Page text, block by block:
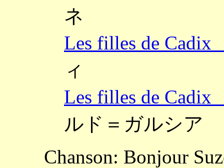
ネ
Les filles de
ィ
Les filles de
ルド＝ガルシア
Chanson: Bonjour